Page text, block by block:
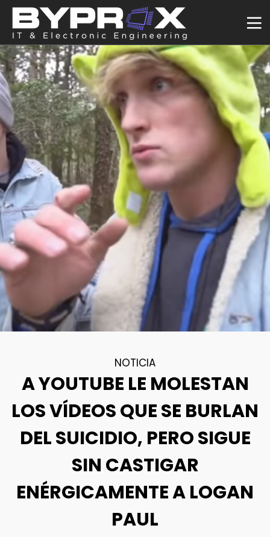
NOTICIA
A YOUTUBE LE MOLESTAN
LOS VÍDEOS QUE SE BURLAN
DEL SUICIDIO, PERO SIGUE
SIN CASTIGAR
ENÉRGICAMENTE A LOGAN
PAUL